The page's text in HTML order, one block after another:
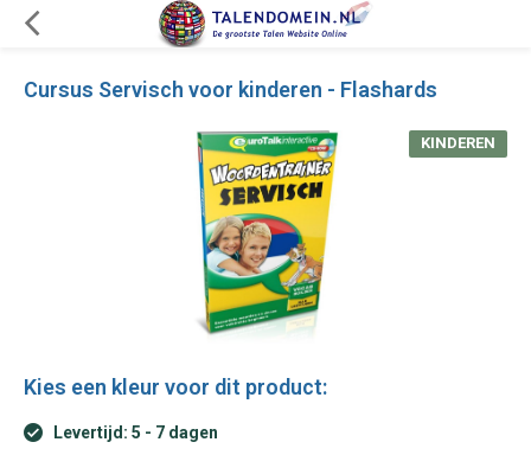
Cursus Servisch voor kinderen - Flashards
KINDEREN
Kies een kleur voor dit product:
Levertijd: 5 - 7 dagen